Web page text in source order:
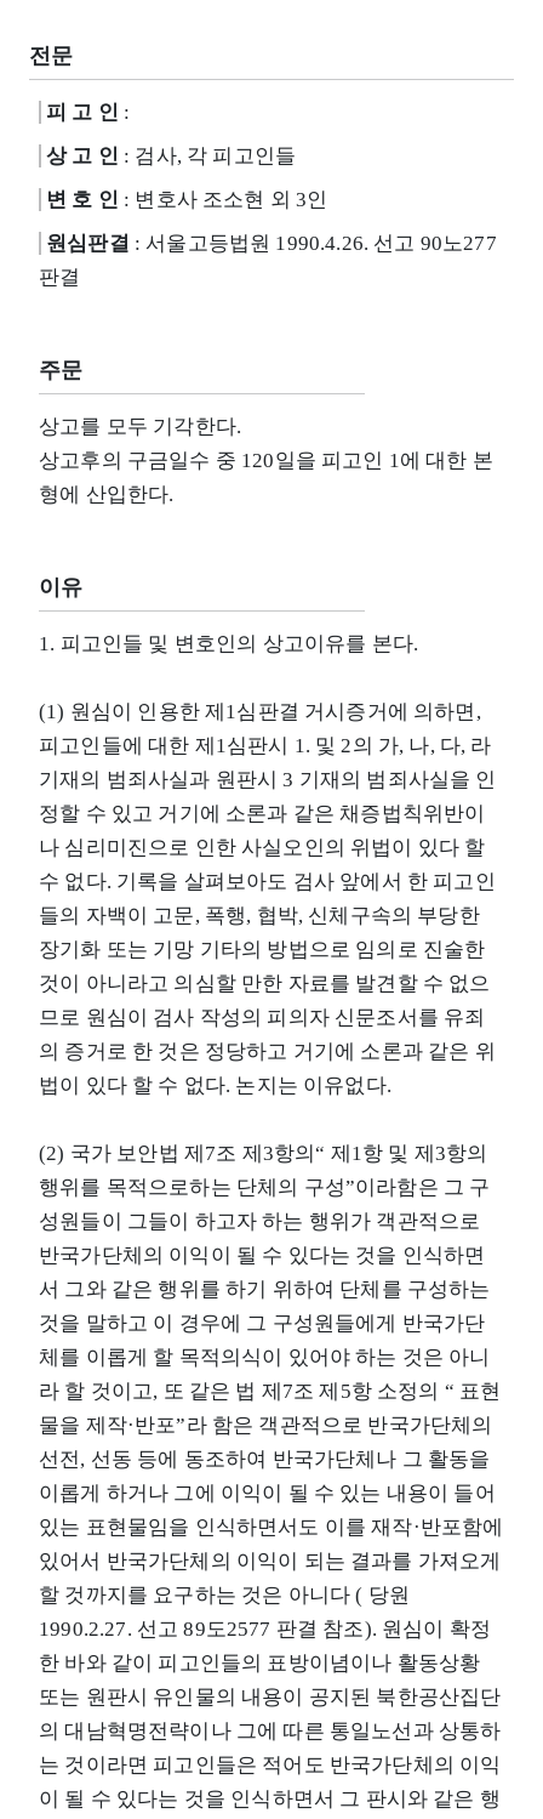
전문
피 고 인 :
상 고 인 : 검사, 각 피고인들
변 호 인 : 변호사 조소현 외 3인
원심판결 : 서울고등법원 1990.4.26. 선고 90노277
판결
주문
상고를 모두 기각한다.
상고후의 구금일수 중 120일을 피고인 1에 대한 본
형에 산입한다.
이유
1. 피고인들 및 변호인의 상고이유를 본다.
(1) 원심이 인용한 제1심판결 거시증거에 의하면,
피고인들에 대한 제1심판시 1. 및 2의 가, 나, 다, 라
기재의 범죄사실과 원판시 3 기재의 범죄사실을 인
정할 수 있고 거기에 소론과 같은 채증법칙위반이
나 심리미진으로 인한 사실오인의 위법이 있다 할
수 없다. 기록을 살펴보아도 검사 앞에서 한 피고인
들의 자백이 고문, 폭행, 협박, 신체구속의 부당한
장기화 또는 기망 기타의 방법으로 임의로 진술한
것이 아니라고 의심할 만한 자료를 발견할 수 없으
므로 원심이 검사 작성의 피의자 신문조서를 유죄
의 증거로 한 것은 정당하고 거기에 소론과 같은 위
법이 있다 할 수 없다. 논지는 이유없다.
(2) 국가 보안법 제7조 제3항의“ 제1항 및 제3항의
행위를 목적으로하는 단체의 구성”이라함은 그 구
성원들이 그들이 하고자 하는 행위가 객관적으로
반국가단체의 이익이 될 수 있다는 것을 인식하면
서 그와 같은 행위를 하기 위하여 단체를 구성하는
것을 말하고 이 경우에 그 구성원들에게 반국가단
체를 이롭게 할 목적의식이 있어야 하는 것은 아니
라 할 것이고, 또 같은 법 제7조 제5항 소정의 “ 표현
물을 제작·반포”라 함은 객관적으로 반국가단체의
선전, 선동 등에 동조하여 반국가단체나 그 활동을
이롭게 하거나 그에 이익이 될 수 있는 내용이 들어
있는 표현물임을 인식하면서도 이를 재작·반포함에
있어서 반국가단체의 이익이 되는 결과를 가져오게
할 것까지를 요구하는 것은 아니다 ( 당원
1990.2.27. 선고 89도2577 판결 참조). 원심이 확정
한 바와 같이 피고인들의 표방이념이나 활동상황
또는 원판시 유인물의 내용이 공지된 북한공산집단
의 대남혁명전략이나 그에 따른 통일노선과 상통하
는 것이라면 피고인들은 적어도 반국가단체의 이익
이 될 수 있다는 것을 인식하면서 그 판시와 같은 행